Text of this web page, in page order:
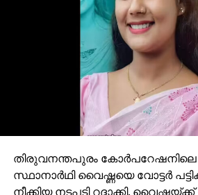
തിരുവനന്തപുരം കോര്‍പറേഷനിലെ
സ്ഥാനാര്‍ഥി വൈഷ്ണയെ വോട്ടര്‍
നീക്കിയ നടപടി റദ്ദാക്കി.